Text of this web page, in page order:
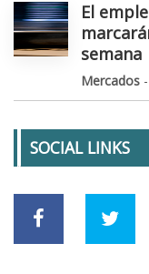
El
semana
Mercados
SOCIAL LINKS